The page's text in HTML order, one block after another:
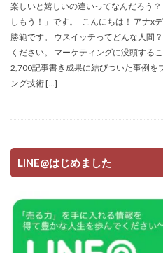
楽しいと嬉しいの違いってなんだろう
しもう！」です。 こんにちは！ アナx
勝範です。 ウスイッチってどんな人間
ください。 マーケティングに没頭する
2,700記事書き成果に結びついた事例を
ング技術 […]
LINE@はじめました